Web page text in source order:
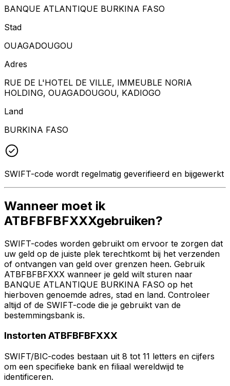
BANQUE ATLANTIQUE BURKINA FASO
Stad
OUAGADOUGOU
Adres
RUE DE L'HOTEL DE VILLE, IMMEUBLE NORIA
HOLDING, OUAGADOUGOU, KADIOGO
Land
BURKINA FASO
SWIFT-code wordt regelmatig geverifieerd en bijgewerkt
Wanneer moet ik
ATBFBFBFXXXgebruiken?
SWIFT-codes worden gebruikt om ervoor te zorgen dat
uw geld op de juiste plek terechtkomt bij het verzenden
of ontvangen van geld over grenzen heen. Gebruik
ATBFBFBFXXX wanneer je geld wilt sturen naar
BANQUE ATLANTIQUE BURKINA FASO op het
hierboven genoemde adres, stad en land. Controleer
altijd of de SWIFT-code die je gebruikt van de
bestemmingsbank is.
Instorten ATBFBFBFXXX
SWIFT/BIC-codes bestaan uit 8 tot 11 letters en cijfers
om een specifieke bank en filiaal wereldwijd te
identificeren.